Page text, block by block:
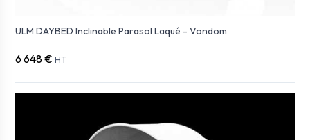
ULM DAYBED Inclinable Parasol Laqué - Vondom
6 648 € HT